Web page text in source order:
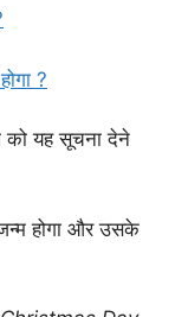
?
को यह सूचना देने
होगा और उसके